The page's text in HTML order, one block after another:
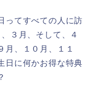
ってすべての人に訪
３月、そして、４
月、１０月、１１
日に何かお得な特典